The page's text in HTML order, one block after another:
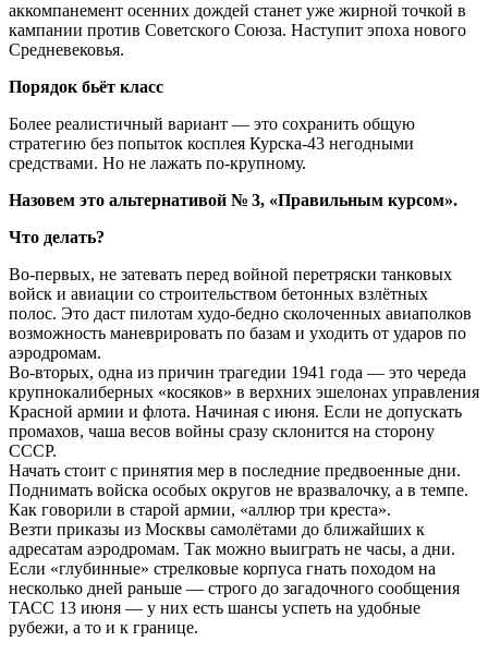
аккомпанемент осенних дождей станет уже жирной точкой в
кампании против Советского Союза. Наступит эпоха нового
Средневековья.
Порядок бьёт класс
Более реалистичный вариант — это сохранить общую
стратегию без попыток косплея Курска-43 негодными
средствами. Но не лажать по-крупному.
Назовем это альтернативой № 3, «Правильным курсом».
Что делать?
Во-первых, не затевать перед войной перетряски танковых
войск и авиации со строительством бетонных взлётных
полос. Это даст пилотам худо-бедно сколоченных авиаполков
возможность маневрировать по базам и уходить от ударов по
аэродромам.
Во-вторых, одна из причин трагедии 1941 года — это череда
крупнокалиберных «косяков» в верхних эшелонах управления
Красной армии и флота. Начиная с июня. Если не допускать
промахов, чаша весов войны сразу склонится на сторону
СССР.
Начать стоит с принятия мер в последние предвоенные дни.
Поднимать войска особых округов не вразвалочку, а в темпе.
Как говорили в старой армии, «аллюр три креста».
Везти приказы из Москвы самолётами до ближайших к
адресатам аэродромам. Так можно выиграть не часы, а дни.
Если «глубинные» стрелковые корпуса гнать походом на
несколько дней раньше — строго до загадочного сообщения
ТАСС 13 июня — у них есть шансы успеть на удобные
рубежи, а то и к границе.